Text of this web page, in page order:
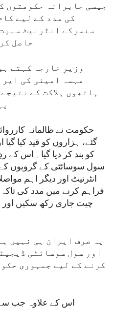
جیسی جابرانہ حکومتوں
کی مدد کے لیے
سنسرکے انٹرنیٹ
حاصل
وزیرِ خارجہ کہتے
مہسہ امینی کی
ہاتھوں ہلاکت کے
حکومت نے ظالمانہ
گئے، ہزاروں کو قید کیا
کو بند کر دیا گیا۔ اس کے
سول سوسائٹی کے گروپوں کے
انٹرنیٹ اور دیگر اہم
فراہم کرنے میں مدد کی
چیت جاری رکھ سکیں اور
یہ صرف ایران ہی نہیں
اور سول سوسائٹی
کرنے کے لیے جمہوری